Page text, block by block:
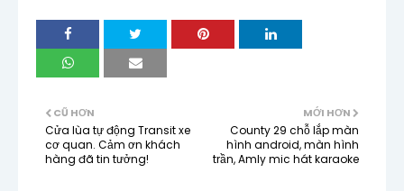
MỚI HƠN
County 29 chỗ lắp màn
hình android, màn hình
trần, Amly mic hát karaoke
CŨ HƠN
Cửa lùa tự động Transit xe
cơ quan. Cảm ơn khách
hàng đã tin tưởng!